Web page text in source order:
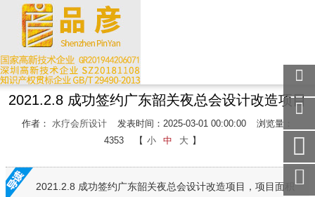
2021.2.8 成功签约广东韶关夜总会设计改造项目
作者： 水疗会所设计 发表时间：2025-03-01 00:00:00
浏览量：
4353
【 小 中 大 】
2021.2.8 成功签约广东韶关夜总会设计改造项目，项目面积
关注
微信
在线
手机
访问